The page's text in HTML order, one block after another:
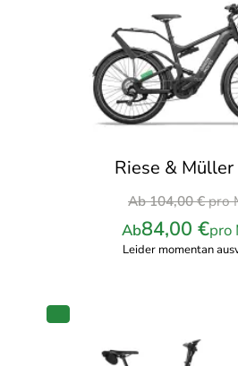
Riese &
Ab104,00€pro
Preis
war:
Ab84,00 €pro
Leider momentan
PRODUKT
ANGEBOT